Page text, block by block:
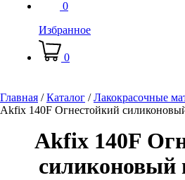
0
Избранное
0
Главная /Каталог /Лакокрасочные
Akfix 140F Огнестойкий
Akfix 140F
силиконовый